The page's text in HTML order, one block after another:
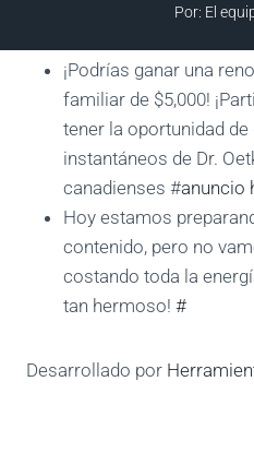
Por: El
¡Podrías ganar una
familiar de $5,000!
tener la oportunidad
instantáneos de Dr.
canadienses #anuncio
Hoy estamos
contenido, pero no
costando toda la
tan hermoso! #
Desarrollado por